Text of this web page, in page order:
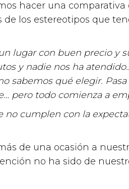
hacer una
los estereotipos que
lugar con buen precio y
y nadie nos ha
sabemos qué elegir.
pero todo comienza a
no cumplen con la
de una ocasión a
no ha sido de